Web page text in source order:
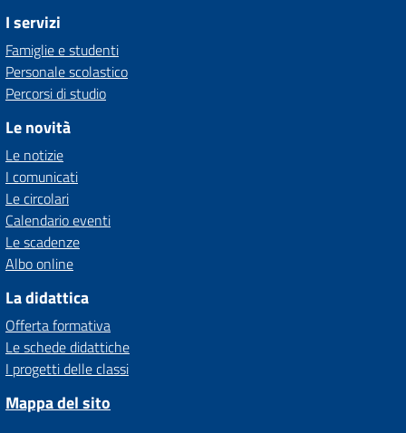
I servizi
Famiglie e studenti
Personale scolastico
Percorsi di studio
Le novità
Le notizie
I comunicati
Le circolari
Calendario eventi
Le scadenze
Albo online
La didattica
Offerta formativa
Le schede didattiche
I progetti delle classi
Mappa del sito